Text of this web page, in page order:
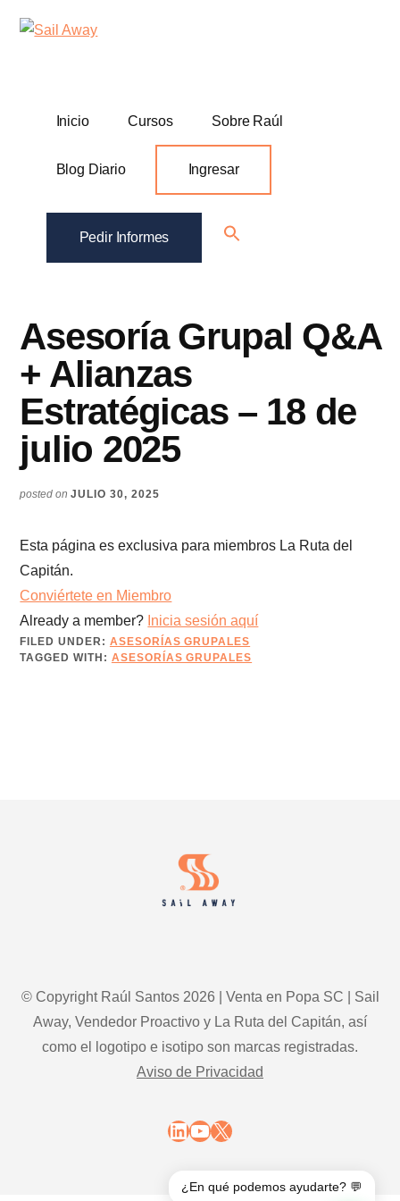
Additional
menu
Sail
Academia
Inicio
Cursos Sobre Raúl
Blog Diario Ingresar
Pedir Informes
Search
Asesoría Grupal Q&A
+ Alianzas
Estratégicas – 18 de
julio 2025
posted onJULIO 30, 2025
Esta página es exclusiva para miembros La Ruta del
Capitán.
Conviértete en Miembro
Already a member? Inicia sesión aquí
FILED UNDER: ASESORÍAS GRUPALES
TAGGED WITH: ASESORÍAS GRUPALES
© Copyright Raúl Santos 2026 | Venta en Popa SC | Sail
Away, Vendedor Proactivo y La Ruta del Capitán, así
como el logotipo e isotipo son marcas registradas.
Aviso de Privacidad
LinkedIn
YouTube
X
¿En qué podemos ayudarte? 💬